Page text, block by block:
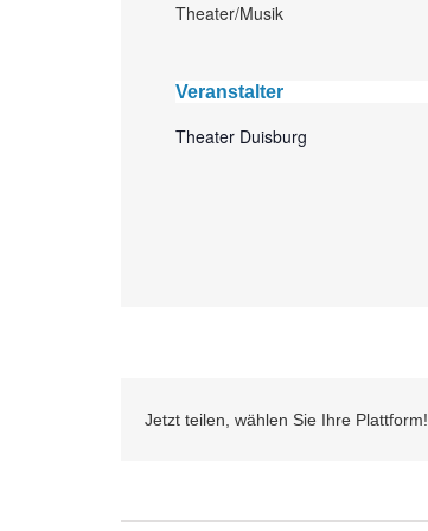
Theater/Musik
Veranstalter
Theater Duisburg
Jetzt teilen, wählen Sie Ihre Plattform!